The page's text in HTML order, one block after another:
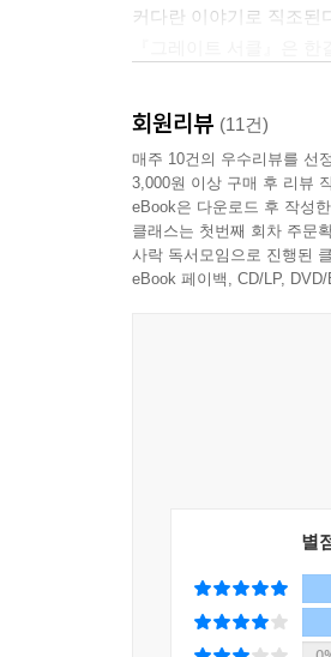
소설의 제목인 ‘그레이
줄기의 이야기를 아름답
어린 시절 부모를 잃고
“외로움을 모험으로
메리언은 1920～1940
해들리는 2010년대 할
매기 십스테드는 2012
이 소설을 구상했고
이야기를 떠올리면서
금주법 시대의 미국 서
종횡무진 오가며 펼쳐
시작하는 만큼 수많은
표정과 목소리까지 눈
커다란 이야기로 직조된
원하는 것을 쟁취하기
초기 비행사들의 대담한
믿게 되리라.
- 워싱턴 포스트
무슨 일이 있어도 자기
이렇게 방대한 소설을
한 세기에서 다음 세
넘쳐흐른다.
- 미니애폴리스 스타 트
회원리뷰 (11건)
매주 10건의 우수리뷰를 선
3,000원 이상 구매 후 리뷰
eBook은 다운로드 후 작성
클래스는 첫번째 회차 주문
사락 독서모임으로 진행된
eBook 페이백, CD/LP,
별